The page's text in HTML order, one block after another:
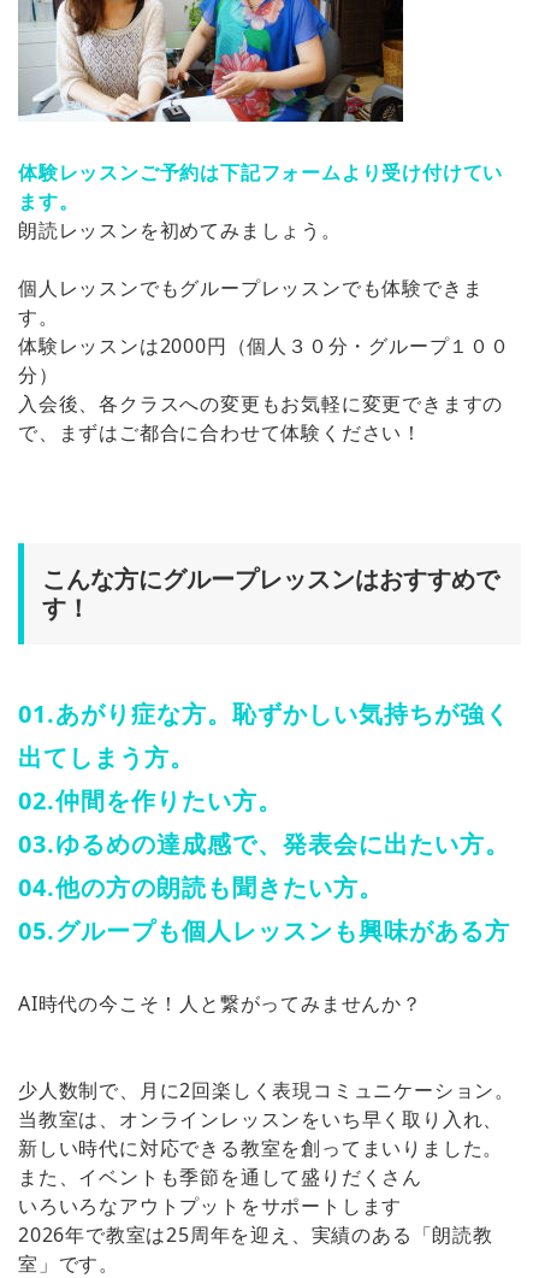
体験レッスンご予約は下記フォームより受け付けてい
ます。
朗読レッスンを初めてみましょう。
個人レッスンでもグループレッスンでも体験できま
す。
体験レッスンは2000円（個人３０分・グループ１００
分）
入会後、各クラスへの変更もお気軽に変更できますの
で、まずはご都合に合わせて体験ください！
こんな方にグループレッスンはおすすめで
す！
01.あがり症な方。恥ずかしい気持ちが強く
出てしまう方。
02.仲間を作りたい方。
03.ゆるめの達成感で、発表会に出たい方。
04.他の方の朗読も聞きたい方。
05.グループも個人レッスンも興味がある方
AI時代の今こそ！人と繋がってみませんか？
少人数制で、月に2回楽しく表現コミュニケーション。
当教室は、オンラインレッスンをいち早く取り入れ、
新しい時代に対応できる教室を創ってまいりました。
また、イベントも季節を通して盛りだくさん
いろいろなアウトプットをサポートします
2026年で教室は25周年を迎え、実績のある「朗読教
室」です。